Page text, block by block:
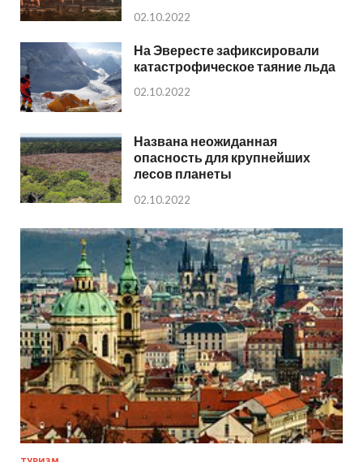
02.10.2022
На Эвересте зафиксировали
катастрофическое таяние льда
02.10.2022
Названа неожиданная
опасность для крупнейших
лесов планеты
02.10.2022